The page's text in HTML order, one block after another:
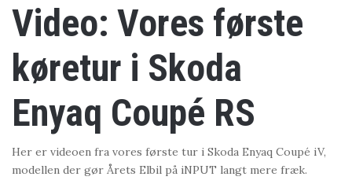
Video: Vores første
køretur i Skoda
Enyaq Coupé RS
Her er videoen fra vores første tur i Skoda Enyaq Coupé iV,
modellen der gør Årets Elbil på iNPUT langt mere fræk.